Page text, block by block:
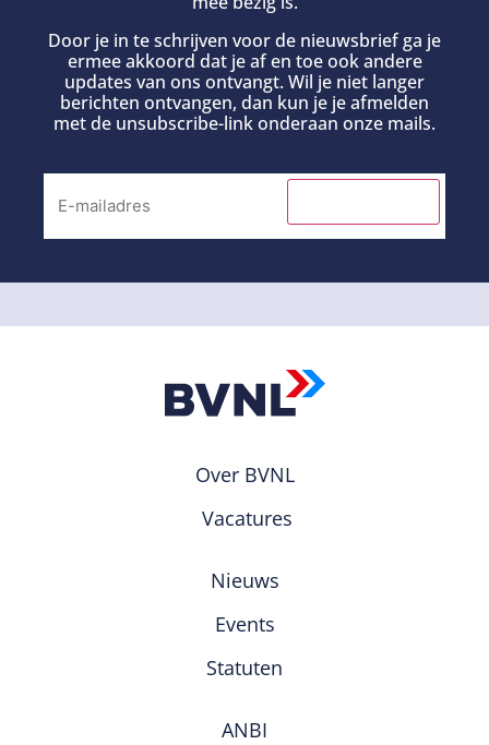
Door je in te schrijven voor de nieuwsbrief ga je
ermee akkoord dat je af en toe ook andere
updates van ons ontvangt. Wil je niet langer
berichten ontvangen, dan kun je je afmelden
met de unsubscribe-link onderaan onze mails.
Over BVNL
Vacatures
Nieuws
Events
Statuten
ANBI